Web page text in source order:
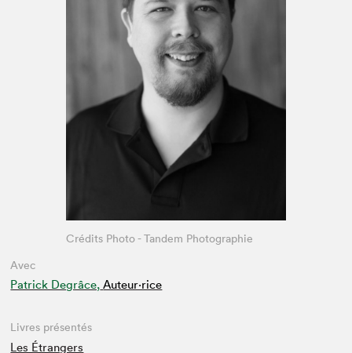
Avec
Patrick Degrâce, Auteur·rice
Crédits Photo - Tandem Photographie
Livres présentés
Les Étrangers